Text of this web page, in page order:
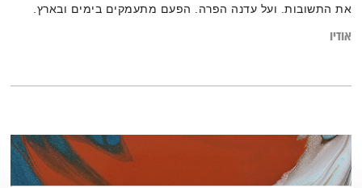
את התשובות. ועל עדנה הפרה. הפעם מתעמקים בימים ובארץ.
אודיו